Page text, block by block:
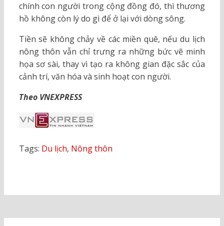
chính con người trong cộng đồng đó, thì thương
hồ không còn lý do gì để ở lại với dòng sông.
Tiền sẽ không chảy về các miền quê, nếu du lịch
nông thôn vẫn chỉ trưng ra những bức vẽ minh
họa sơ sài, thay vì tạo ra không gian đặc sắc của
cảnh trí, văn hóa và sinh hoạt con người.
Theo VNEXPRESS
Tags: Du lịch, Nông thôn